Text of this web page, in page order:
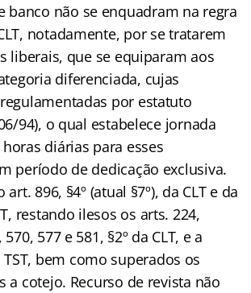
banco não se enquadram na regra
notadamente, por se tratarem
liberais, que se equiparam aos
diferenciada, cujas
por estatuto
94), o qual estabelece jornada
diárias para esses
período de dedicação exclusiva.
896, §4º (atual §7º), da CLT e da
restando ilesos os arts. 224,
577 e 581, §2º da CLT, e a
bem como superados os
a cotejo. Recurso de revista não